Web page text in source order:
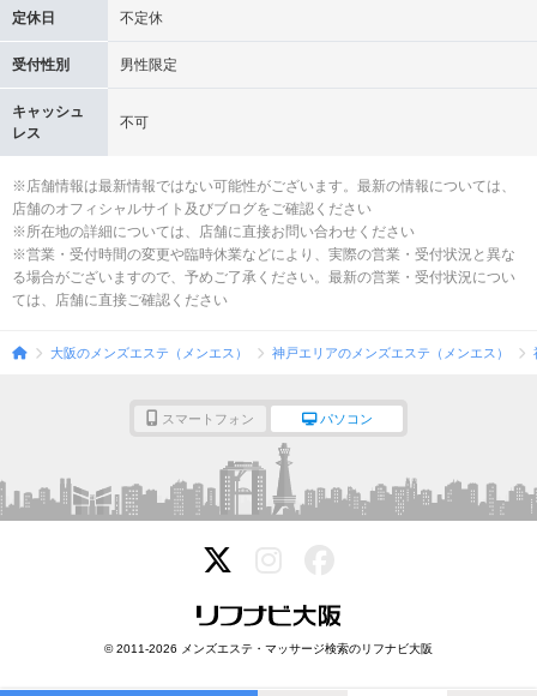
定休日 不定休
受付性別 男性限定
キャッシュ
レス
不可
※店舗情報は最新情報ではない可能性がございます。最新の情報については、
店舗のオフィシャルサイト及びブログをご確認ください
※所在地の詳細については、店舗に直接お問い合わせください
※営業・受付時間の変更や臨時休業などにより、実際の営業・受付状況と異な
る場合がございますので、予めご了承ください。最新の営業・受付状況につい
ては、店舗に直接ご確認ください
大阪のメンズエステ（メンエス） 神戸エリアのメンズエステ（メンエス）
スマートフォン パソコン
© 2011-2026 メンズエステ・マッサージ検索のリフナビ大阪